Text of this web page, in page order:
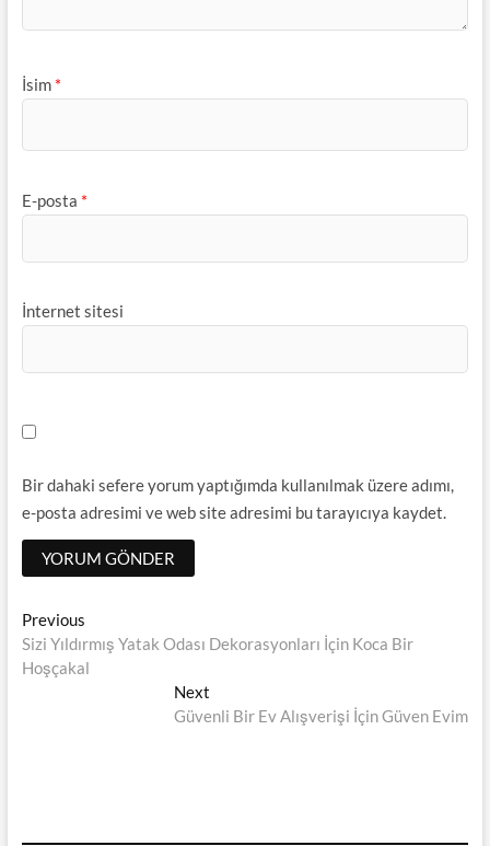
İsim *
E-posta *
İnternet sitesi
Bir dahaki sefere yorum yaptığımda kullanılmak üzere adımı,
e-posta adresimi ve web site adresimi bu tarayıcıya kaydet.
Yazı
dolaşımı
PreviousPrevious
post:
Sizi Yıldırmış Yatak Odası Dekorasyonları İçin Koca Bir
Hoşçakal
Next
post:
Güvenli Bir Ev Alışverişi İçin Güven Evim